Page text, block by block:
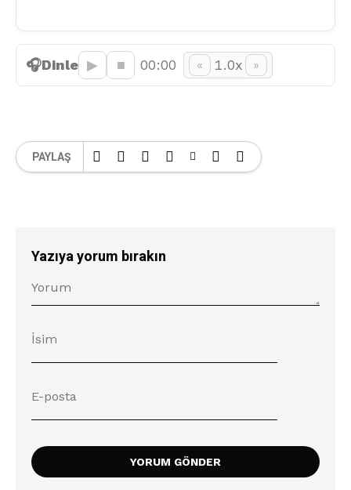
🎧Dinle ▶︎ ■ 00:00 « 1.0x »
PAYLAŞ
Yazıya yorum bırakın